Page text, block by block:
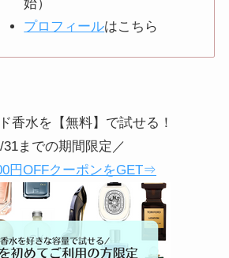
始）
プロフィールはこちら
香水を【無料】で試せる！
31までの期間限定／
円OFFクーポンをGET⇒